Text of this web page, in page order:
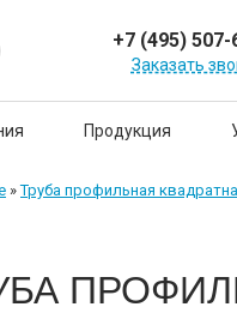
+7 (495) 507-
Заказать
Продукция
»Труба профильная